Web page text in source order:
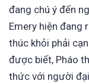
đang chú ý đến
Emery hiện đang
thúc khỏi phải
được biết, Pháo
thức với người